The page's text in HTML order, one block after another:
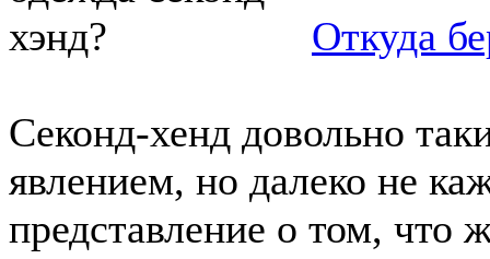
Откуда
Секонд-хенд довольно
явлением, но далеко не
представление о том, что